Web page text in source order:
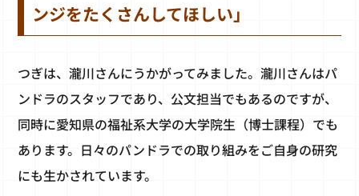
ンジをたくさんしてほしい」
つぎは、瀧川さんにうかがってみました。瀧川さんはパ
ンドラのスタッフであり、公文担当でもあるのですが、
同時に愛知県の福祉系大学の大学院生（博士課程）でも
あります。日々のパンドラでの取り組みをご自身の研究
にも生かされています。